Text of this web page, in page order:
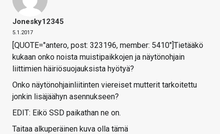
Jonesky12345
5.1.2017
[QUOTE="antero, post: 323196, member: 5410"]Tietääkö
kukaan onko noista muistipaikkojen ja näytönohjain
liittimien häiriösuojauksista hyötyä?
Onko näytönohjainliitinten viereiset mutterit tarkoitettu
jonkin lisäjäähyn asennukseen?
EDIT: Eikö SSD paikathan ne on.
Taitaa alkuperäinen kuva olla tämä